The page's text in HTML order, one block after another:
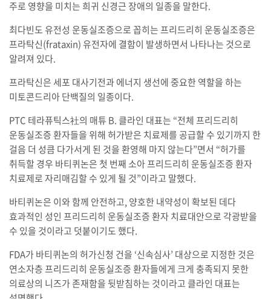
주로 영향을 미치는 희귀 신경근 장애의 일종을 말한다.
최다빈도 유전성 운동실조증으로 꼽히는 프리드리히 운동실조증은
프라탁신(frataxin) 유전자에 결함이 발생하면서 나타나는 것으로
알려져 있다.
프라탁신은 세포 대사기전과 에너지 생선에 중요한 역할을 하는
미토콘드리아 단백질의 일종이다.
PTC 테라퓨틱스社의 매튜 B. 클라인 대표는 “전체 프리드리히
운동실조증 환자들을 위해 허가받은 치료제를 공급할 수 있기까지 한
걸음 더 성큼 다가서게 된 것을 환영해 마지 않는다”면서 “허가를
취득할 경우 바티퀴논은 첫 번째 소아 프리드리히 운동실조증 환자
치료제로 자리매김할 수 있게 될 것”이라고 말했다.
바티퀴논은 이와 함께 안전하고, 양호한 내약성이 확보된 데다
효과적인 성인 프리드리히 운동실조증 환자 치료대안으로 각광받을
수 있을 것이라고 덧붙이기도 했다.
FDA가 바티퀴논의 허가신청 건을 ‘신속심사’ 대상으로 지정한 것은
연소자층 프리드리히 운동실조증 환자들에게 크게 충족되지 못한
의료상의 니즈가 존재함을 뒷받침하는 것이라고 클라인 대표는